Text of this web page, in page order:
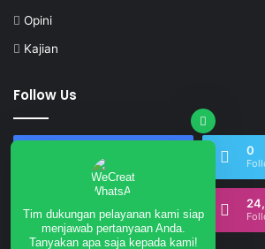
Opini
Kajian
Follow Us
0
Subscribers
Tim dukungan pelayanan kami siap
menjawab pertanyaan Anda.
Tanyakan apa saja kepada kami!